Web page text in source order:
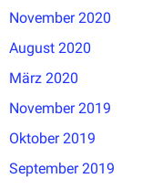
November 2020
August 2020
März 2020
November 2019
Oktober 2019
September 2019